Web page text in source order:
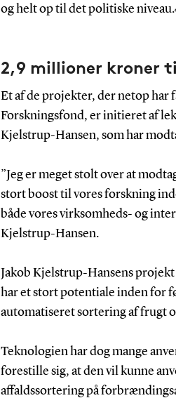
og helt op til det politiske
2,9 millioner kroner
Et af de projekter, der netop har
Forskningsfond, er initieret af
Kjelstrup-Hansen, som har
”Jeg er meget stolt over at
stort boost til vores forskning
både vores virksomheds- og
Kjelstrup-Hansen.
Jakob Kjelstrup-Hansens
har et stort potentiale inden for
automatiseret sortering af frugt
Teknologien har dog mange
forestille sig, at den vil kunne
affaldssortering på